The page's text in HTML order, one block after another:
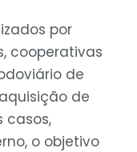
por
cooperativas
de
de
casos,
o objetivo